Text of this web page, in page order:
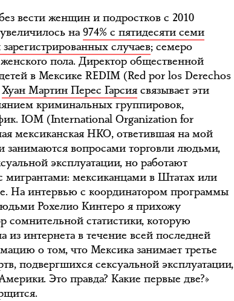
вести женщин и подростков с 2010
на974% с пятидесяти семи
случаев; семеро
пола. Директор общественной
в Мексике REDIM (Red por los Derechos
Хуан Мартин Перес Гарсия связывает эти
криминальных группировок,
IOM (International Organization for
мексиканская НКО, ответившая на мой
занимаются вопросами торговли людьми,
эксплуатации, но работают
мигрантами: мексиканцами в Штатах или
На интервью с координатором программы
Рохелио Кинтеро я прихожу
сомнительной статистики, которую
из интернета в течение всей последней
о том, что Мексика занимает третье
подвергшихся сексуальной эксплуатации,
Это правда? Какие первые две?»